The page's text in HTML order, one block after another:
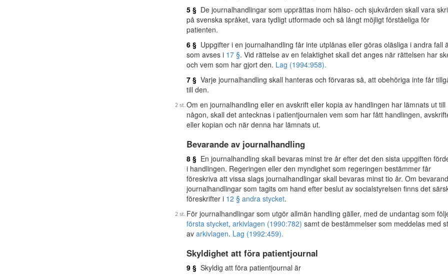
5 § De journalhandlingar som upprättas inom hälso- och sjukvården skall vara
på svenska språket, vara tydligt utformade och så långt möjligt förståeliga för
patienten.
6 § Uppgifter i en journalhandling får inte utplånas eller göras oläsliga i andra fall
som avses i 17 §. Vid rättelse av en felaktighet skall det anges när rättelsen har
och vem som har gjort den. Lag (1994:958).
7 § Varje journalhandling skall hanteras och förvaras så, att obehöriga inte får
till den.
Om en journalhandling eller en avskrift eller kopia av handlingen har lämnats ut till
någon, skall det antecknas i patientjournalen vem som har fått handlingen,
eller kopian och när denna har lämnats ut.
Bevarande av journalhandling
8 § En journalhandling skall bevaras minst tre år efter det den sista uppgiften
i handlingen. Regeringen eller den myndighet som regeringen bestämmer får
föreskriva att vissa slags journalhandlingar skall bevaras minst tio år. Om
journalhandlingar som tagits om hand efter beslut av socialstyrelsen finns det
föreskrifter i 12 § andra stycket.
För journalhandlingar som utgör allmän handling gäller, med de undantag som
första stycket, arkivlagen (1990:782) samt de bestämmelser som meddelas med
av arkivlagen. Lag (1992:459).
Skyldighet att föra patientjournal
9 § Skyldig att föra patientjournal är